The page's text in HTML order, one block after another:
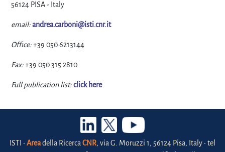
56124 PISA - Italy
email:andrea.carboni@isti.cnr.it
Office:+39 050 6213144
Fax:+39 050 315 2810
Full publication list:click here
ISTI • Areadella RicercaCNR, via G. Moruzzi 1, 56124 Pisa, Italy • tel